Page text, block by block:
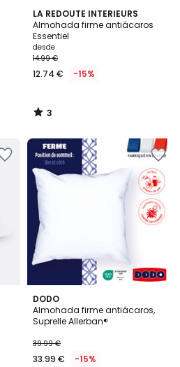
LA REDOUTE INTERIEURS
Almohada firme antiácaros
Essentiel
desde
14.99 €
12.74 € -15%
3
/
5
3
/
DODO
Almohada firme antiácaros,
Suprelle Allerban®
39.99 €
33.99 € -15%
2
/
5